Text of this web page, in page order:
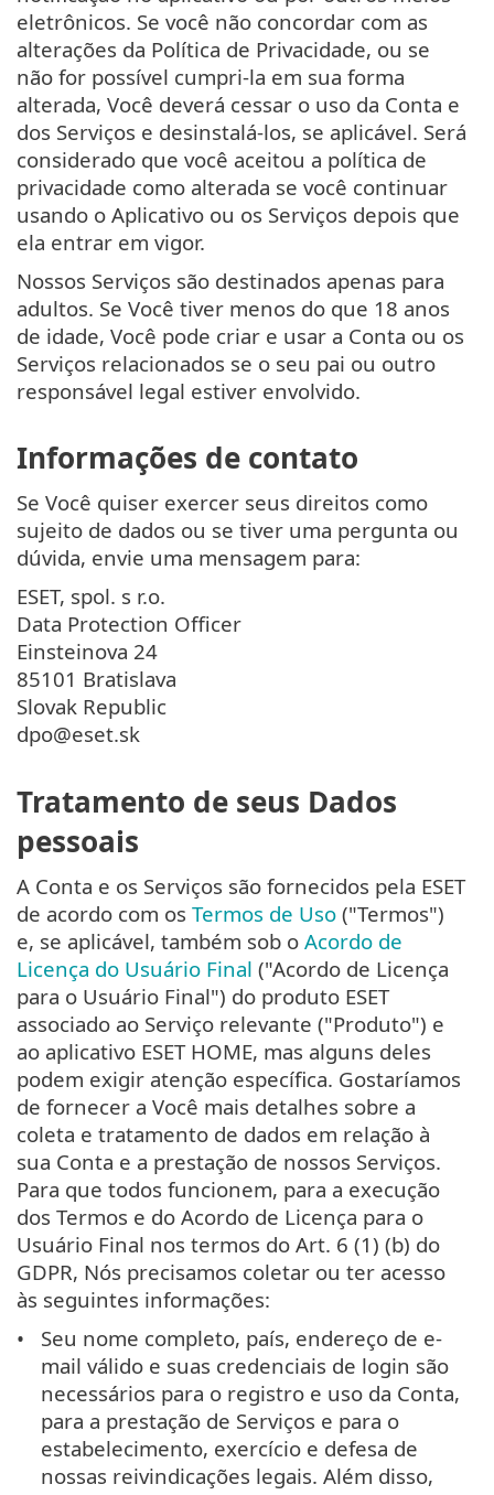
eletrônicos. Se você não concordar com as
alterações da Política de Privacidade, ou se
não for possível cumpri-la em sua forma
alterada, Você deverá cessar o uso da Conta e
dos Serviços e desinstalá-los, se aplicável. Será
considerado que você aceitou a política de
privacidade como alterada se você continuar
usando o Aplicativo ou os Serviços depois que
ela entrar em vigor.
Nossos Serviços são destinados apenas para
adultos. Se Você tiver menos do que 18 anos
de idade, Você pode criar e usar a Conta ou os
Serviços relacionados se o seu pai ou outro
responsável legal estiver envolvido.
Informações de contato
Se Você quiser exercer seus direitos como
sujeito de dados ou se tiver uma pergunta ou
dúvida, envie uma mensagem para:
ESET, spol. s r.o.
Data Protection Officer
Einsteinova 24
85101 Bratislava
Slovak Republic
dpo@eset.sk
Tratamento de seus Dados
pessoais
A Conta e os Serviços são fornecidos pela ESET
de acordo com os Termos de Uso ("Termos")
e, se aplicável, também sob o Acordo de
Licença do Usuário Final ("Acordo de Licença
para o Usuário Final") do produto ESET
associado ao Serviço relevante ("Produto") e
ao aplicativo ESET HOME, mas alguns deles
podem exigir atenção específica. Gostaríamos
de fornecer a Você mais detalhes sobre a
coleta e tratamento de dados em relação à
sua Conta e a prestação de nossos Serviços.
Para que todos funcionem, para a execução
dos Termos e do Acordo de Licença para o
Usuário Final nos termos do Art. 6 (1) (b) do
GDPR, Nós precisamos coletar ou ter acesso
às seguintes informações:
Seu nome completo, país, endereço de e-
mail válido e suas credenciais de login são
necessários para o registro e uso da Conta,
para a prestação de Serviços e para o
estabelecimento, exercício e defesa de
nossas reivindicações legais. Além disso,